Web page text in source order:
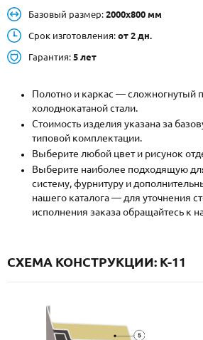
Металлические двери от производителя с
Москве и МО
НАЙТИ:
+7 (495) 411-
INFO@META-
ЗАПРОСИТЬ РАСЧЕТ
Каталог Распродажа
Записаться на
Базовый размер: 2000х800 мм
Срок изготовления: от 2 дн.
Гарантия: 5 лет
Полотно и каркас — сложногнутый
холоднокатаной стали.
Стоимость изделия указана за
типовой комплектации.
Выберите любой цвет и рисунок
Выберите наиболее подходящую
систему, фурнитуру и
нашего каталога — для уточнения
исполнения заказа обращайтесь к
СХЕМА КОНСТРУКЦИИ: K-11